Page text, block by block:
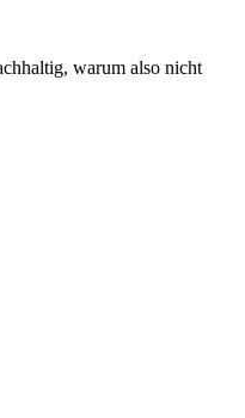
warum also nicht